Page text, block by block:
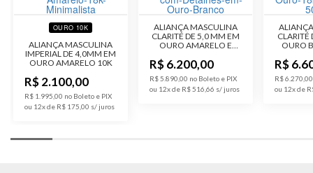
OURO 10K
ALIANÇA MASCULINA
IMPERIAL DE 4,0MM EM
OURO AMARELO 10K
R$ 2.100,00
R$ 1.995,00 no Boleto e PIX
ou 12x de R$ 175,00
ALIANÇA MASCULINA
CLARITÉ DE 5,0 MM EM
OURO AMARELO E
R$ 6.200,00
R$ 5.890,00 no Boleto e PIX
ou 12x de R$ 516,66
OURO
R$
R$
ou 12x de